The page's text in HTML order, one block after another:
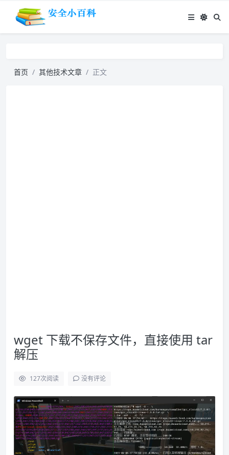
首页 其他技术文章 正文
wget 下载不保存文件，直接使用 tar
解压
127次阅读 没有评论